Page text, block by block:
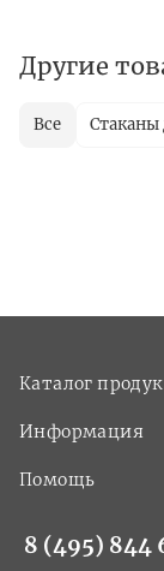
Другие
Все Стаканы
Каталог
Информация
Помощь
8 (495) 844